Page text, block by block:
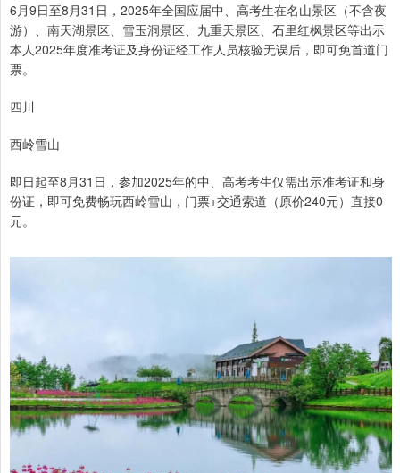
6月9日至8月31日，2025年全国应届中、高考生在名山景区（不含夜
游）、南天湖景区、雪玉洞景区、九重天景区、石里红枫景区等出示
本人2025年度准考证及身份证经工作人员核验无误后，即可免首道门
票。
四川
西岭雪山
即日起至8月31日，参加2025年的中、高考考生仅需出示准考证和身
份证，即可免费畅玩西岭雪山，门票+交通索道（原价240元）直接0
元。